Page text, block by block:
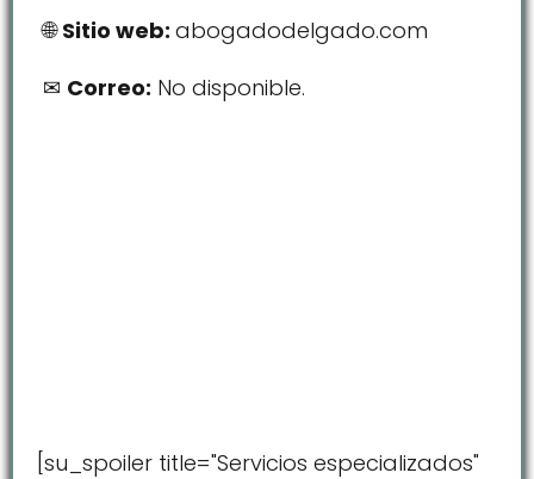
Sitio web:abogadodelgado.com
Correo: No disponible.
[su_spoiler title="Servicios especializados"